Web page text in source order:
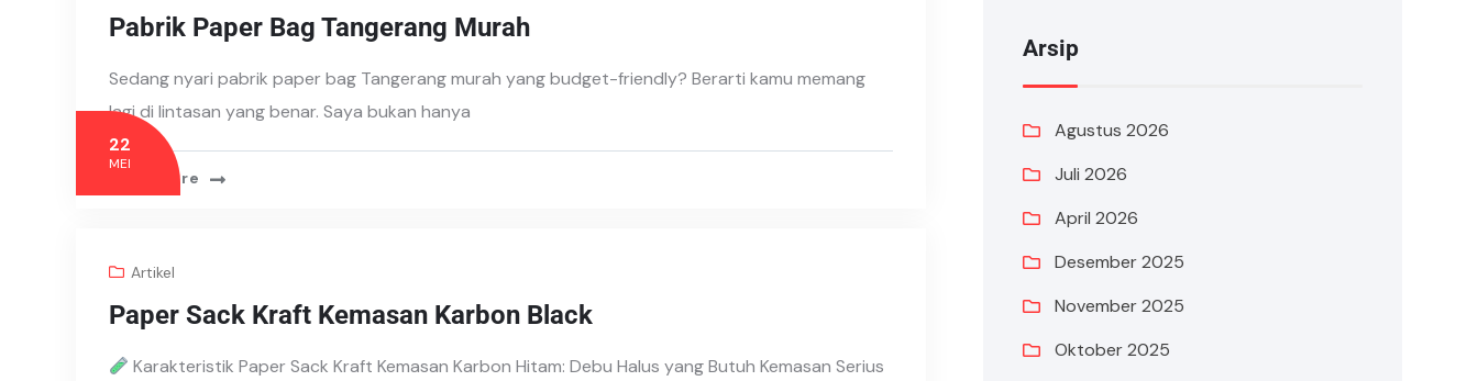
Pabrik Paper Bag Tangerang Murah
Sedang nyari pabrik paper bag Tangerang murah yang budget-friendly? Berarti kamu memang
lagi di lintasan yang benar. Saya bukan hanya
Read More
22
MEI
Artikel
Paper Sack Kraft Kemasan Karbon Black
Karakteristik Paper Sack Kraft Kemasan Karbon Hitam: Debu Halus yang Butuh Kemasan Serius
Arsip
Agustus 2026
Juli 2026
April 2026
Desember 2025
November 2025
Oktober 2025